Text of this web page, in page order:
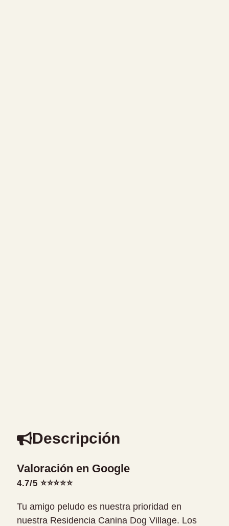
Descripción
Valoración en Google
4.7/5 ⭐⭐⭐⭐⭐
Tu amigo peludo es nuestra prioridad en
nuestra Residencia Canina Dog Village. Los